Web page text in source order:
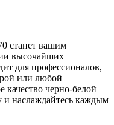
станет вашим
высочайших
для профессионалов,
или любой
качество черно-белой
и наслаждайтесь каждым